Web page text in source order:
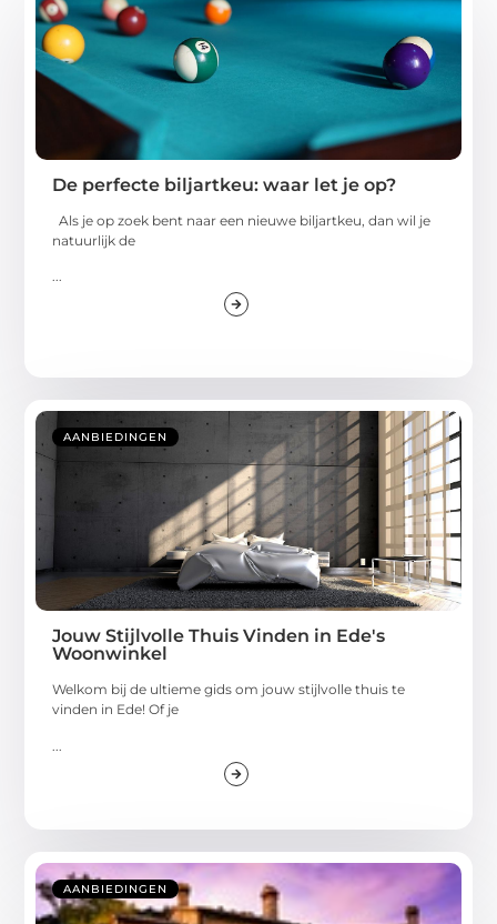
De perfecte biljartkeu: waar let je op?
Als je op zoek bent naar een nieuwe biljartkeu, dan wil je
natuurlijk de
...
AANBIEDINGEN
Jouw Stijlvolle Thuis Vinden in Ede's
Woonwinkel
Welkom bij de ultieme gids om jouw stijlvolle thuis te
vinden in Ede! Of je
AANBIEDINGEN